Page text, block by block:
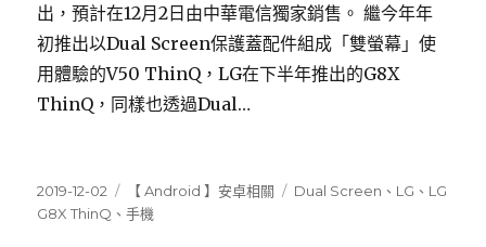
出，預計在12月2日由中華電信獨家銷售。 繼今年年
初推出以Dual Screen保護蓋配件組成「雙螢幕」使
用體驗的V50 ThinQ，LG在下半年推出的G8X
ThinQ，同樣也透過Dual…
發
佈
2019-12-02
分
類
【 Android 】安卓相關
標
Dual Screen 、 LG 、 LG
G8X ThinQ 、手機